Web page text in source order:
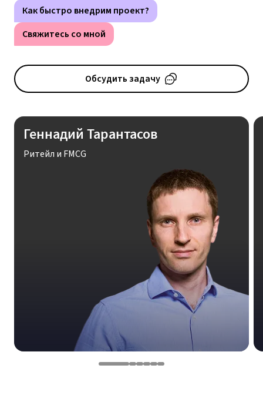
Как быстро внедрим проект?
Свяжитесь со мной
Обсудить задачу
Геннадий Тарантасов
Ритейл и FMCG